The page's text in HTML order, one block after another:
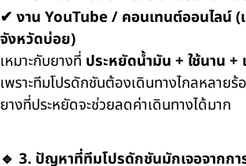
✔ งาน YouTube / คอนเทนต์ออนไลน์ (
จังหวัดบ่อย)
เหมาะกับยางที่ ประหยัดน้ำมัน + ใช้นาน +
เพราะทีมโปรดักชันต้องเดินทางไกลหลาย
ยางที่ประหยัดจะช่วยลดค่าเดินทางได้มาก
🔹 3. ปัญหาที่ทีมโปรดักชันมักเจอจากกา